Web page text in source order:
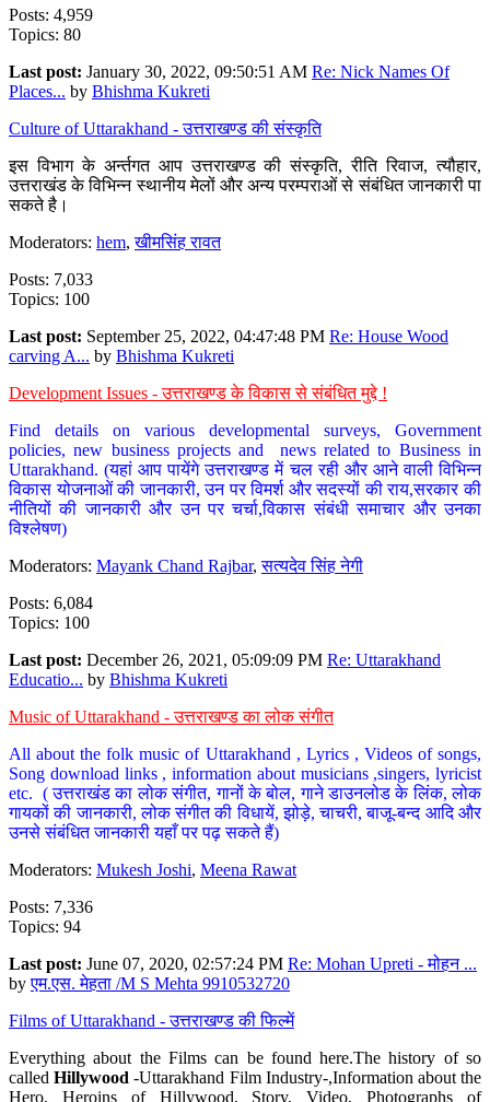
Posts: 4,959
Topics: 80
Last post: January 30, 2022, 09:50:51 AM Re: Nick Names Of
Places... by Bhishma Kukreti
Culture of Uttarakhand - उत्तराखण्ड की संस्कृति
इस विभाग के अर्न्तगत आप उत्तराखण्ड की संस्कृति, रीति रिवाज, त्यौहार,
उत्तराखंड के विभिन्न स्थानीय मेलों और अन्य परम्पराओं से संबंधित जानकारी पा
सकते है।
Moderators: hem,खीमसिंह रावत
Posts: 7,033
Topics: 100
Last post: September 25, 2022, 04:47:48 PM Re: House Wood
carving A... by Bhishma Kukreti
Development Issues - उत्तराखण्ड के विकास से संबंधित मुद्दे !
Find details on various developmental surveys, Government
policies, new business projects and news related to Business in
Uttarakhand. (यहां आप पायेंगे उत्तराखण्ड में चल रही और आने वाली विभिन्न
विकास योजनाओं की जानकारी, उन पर विमर्श और सदस्यों की राय,सरकार की
नीतियों की जानकारी और उन पर चर्चा,विकास संबंधी समाचार और उनका
विश्लेषण)
Moderators: Mayank Chand Rajbar,सत्यदेव सिंह नेगी
Posts: 6,084
Topics: 100
Last post: December 26, 2021, 05:09:09 PM Re: Uttarakhand
Educatio... by Bhishma Kukreti
Music of Uttarakhand - उत्तराखण्ड का लोक संगीत
All about the folk music of Uttarakhand , Lyrics , Videos of songs,
Song download links , information about musicians ,singers, lyricist
etc. ( उत्तराखंड का लोक संगीत, गानों के बोल, गाने डाउनलोड के लिंक, लोक
गायकों की जानकारी, लोक संगीत की विधायें, झोड़े, चाचरी, बाजू-बन्द आदि और
उनसे संबंधित जानकारी यहाँ पर पढ़ सकते हैं)
Moderators: Mukesh Joshi, Meena Rawat
Posts: 7,336
Topics: 94
Last post: June 07, 2020, 02:57:24 PM Re: Mohan Upreti - मोहन ...
byएम.एस. मेहता /M S Mehta 9910532720
Films of Uttarakhand - उत्तराखण्ड की फिल्में
Everything about the Films can be found here.The history of so
calledHillywood-Uttarakhand Film Industry-,Information about the
Hero, Heroins of Hillywood, Story, Video, Photographs of